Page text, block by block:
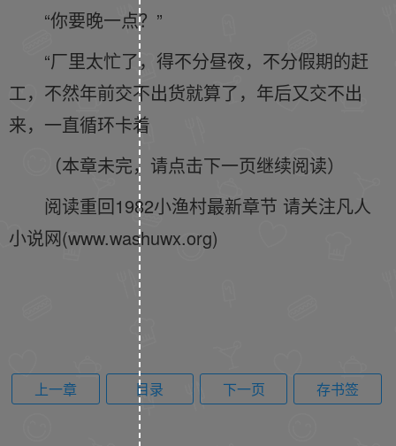
“你要晚一点？”
“厂里太忙了，得不分昼夜，不分假期的赶
工，不然年前交不出货就算了，年后又交不出
来，一直循环卡着
（本章未完，请点击下一页继续阅读）
阅读重回1982小渔村最新章节 请关注凡人
小说网(www.washuwx.org)
上一章 目录 下一页 存书签